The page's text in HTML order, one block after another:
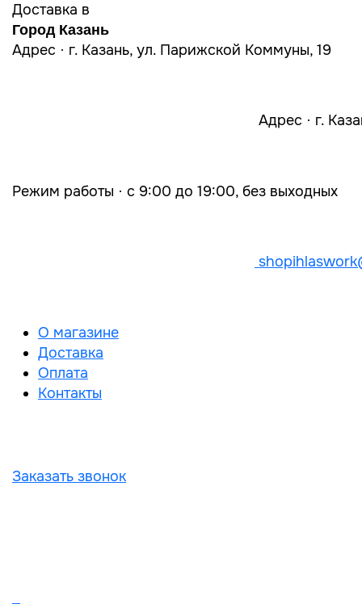
Доставка в
Город Казань
Адрес · г. Казань, ул. Парижской Коммуны, 19
Адрес · г.
Режим работы · с 9:00 до 19:00, без выходных
О магазине
Доставка
Оплата
Контакты
Заказать звонок